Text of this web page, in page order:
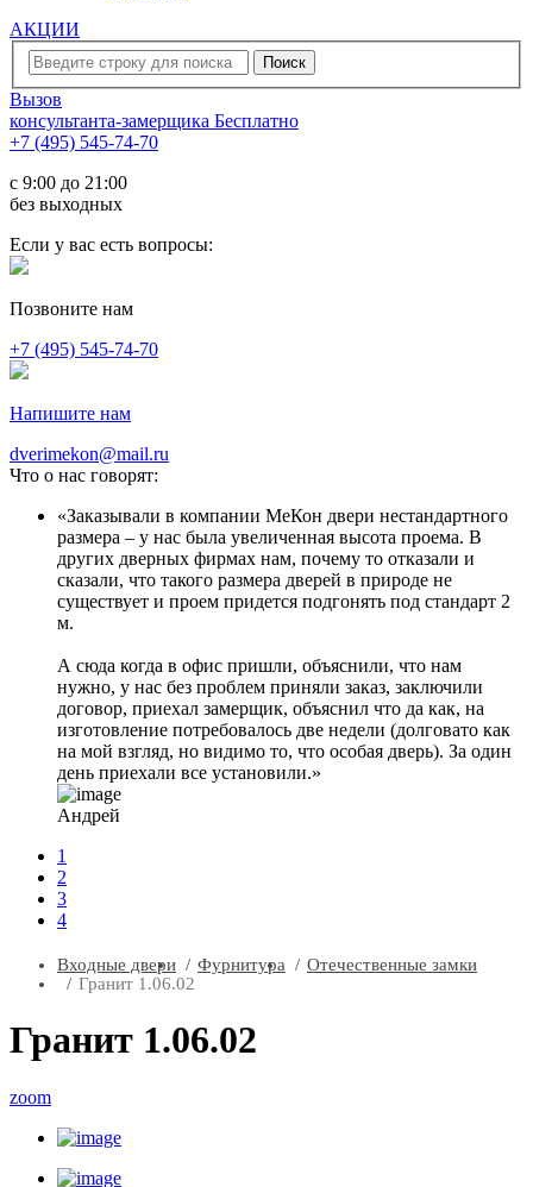
АКЦИИ
Вызов
консультанта-замерщика Бесплатно
+7 (495) 545-74-70
c 9:00 до 21:00
без выходных
Если у вас есть вопросы:
Позвоните нам
+7 (495) 545-74-70
Напишите нам
dverimekon@mail.ru
Что о нас говорят:
Заказывали в компании МеКон двери нестандартного
размера – у нас была увеличенная высота проема. В
других дверных фирмах нам, почему то отказали и
сказали, что такого размера дверей в природе не
существует и проем придется подгонять под стандарт 2
м.
А сюда когда в офис пришли, объяснили, что нам
нужно, у нас без проблем приняли заказ, заключили
договор, приехал замерщик, объяснил что да как, на
изготовление потребовалось две недели (долговато как
на мой взгляд, но видимо то, что особая дверь). За один
день приехали все установили.
Андрей
1
2
3
4
Входные двери Фурнитура
Отечественные замки
Гранит 1.06.02
Гранит 1.06.02
zoom